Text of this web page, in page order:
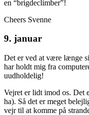
en “brigdeclimber”!
Cheers Svenne
9. januar
Det er ved at være længe
har holdt mig fra
uudholdelig!
Vejret er lidt imod os. Det
ha). Så det er meget
vejr til at komme på